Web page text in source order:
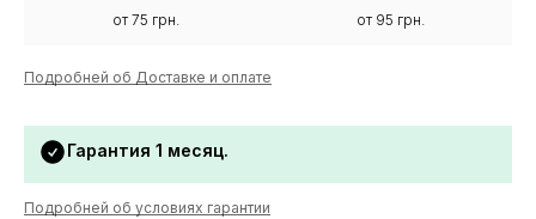
от 75 грн. от 95 грн.
Подробней об Доставке и оплате
Гарантия 1 месяц.
Подробней об условиях гарантии